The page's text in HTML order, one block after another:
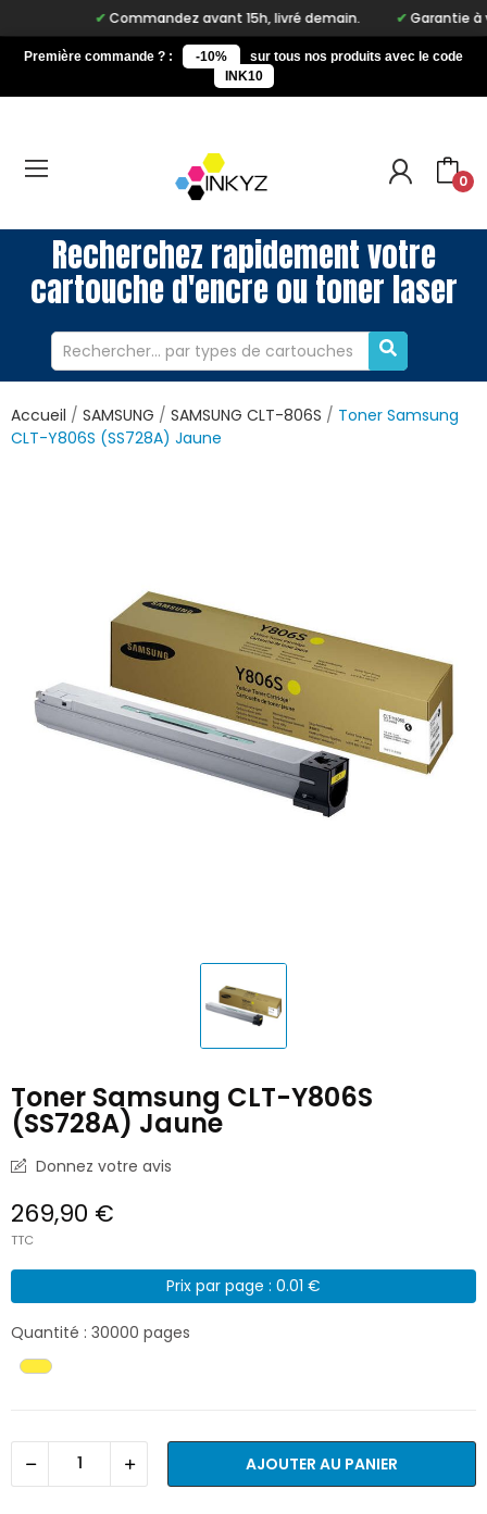
Commandez avant 15h, livré demain. Garantie à vie
Première commande ? : -10%
sur tous nos produits avec le code
INK10
0
Recherchez rapidement votre
cartouche d'encre ou toner laser
Accueil SAMSUNG SAMSUNG CLT-806S
Toner Samsung
CLT-Y806S (SS728A) Jaune
Toner Samsung CLT-Y806S
(SS728A) Jaune
Donnez votre avis
269,90 €
TTC
Prix par page : 0.01 €
Quantité : 30000 pages
AJOUTER AU PANIER